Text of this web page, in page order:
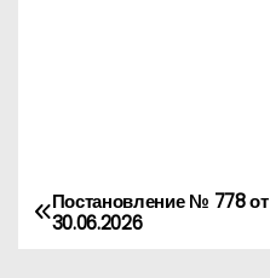
НПостановление № 778 от
30.06.2026